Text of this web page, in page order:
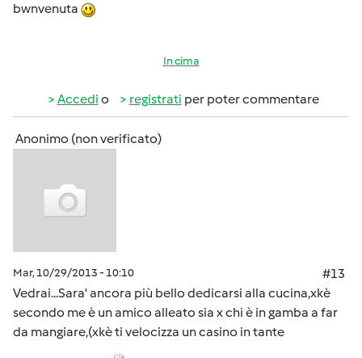
bwnvenuta
In cima
Accedi o registrati per poter commentare
Anonimo (non verificato)
Mar, 10/29/2013 - 10:10
#13
Vedrai...Sara' ancora più bello dedicarsi alla cucina,xkè
secondo me è un amico alleato sia x chi è in gamba a far
da mangiare,(xkè ti velocizza un casino in tante